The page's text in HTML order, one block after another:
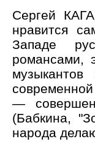
Сергей
нравится
Западе
романсами,
—
(Бабкина,
народа